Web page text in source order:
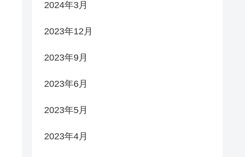
2024年3月
2023年12月
2023年9月
2023年6月
2023年5月
2023年4月